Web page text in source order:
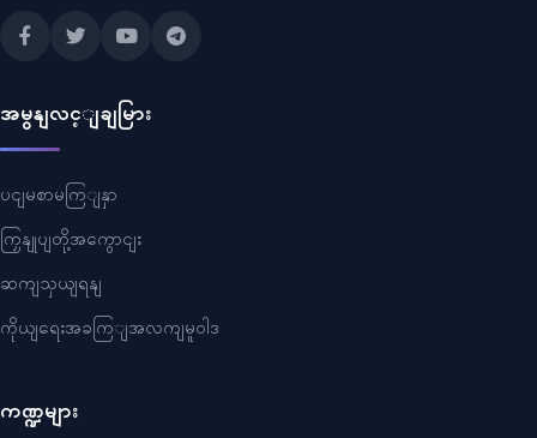
အမွနျလင့ျချမြား
ပငျမစာမကြျနှာ
ကြှနျုပျတို့အကွောငျး
ဆကျသှယျရနျ
ကိုယျရေးအခကြျအလကျမူဝါဒ
ကဏ္ဍများ